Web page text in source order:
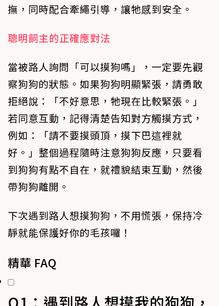
撫，同時配合牽繩引導，讓牠感到安全。
聰明飼主的正確應對法
當被路人詢問「可以摸狗嗎」，一定要先觀
察狗狗的狀態。如果狗狗明顯緊張，請勇敢
拒絕說：「不好意思，牠現在比較緊張。」
若同意互動，記得清楚告知對方觸摸方式，
例如：「請不要摸頭頂，摸下巴這裡就
好。」整個過程隨時注意狗狗反應，只要看
到狗狗有點不自在，就禮貌結束互動，然後
帶狗狗離開。
下次遇到路人想摸狗狗，不用慌張，保持冷
靜就能保護好你的毛孩囉！
精華 FAQ